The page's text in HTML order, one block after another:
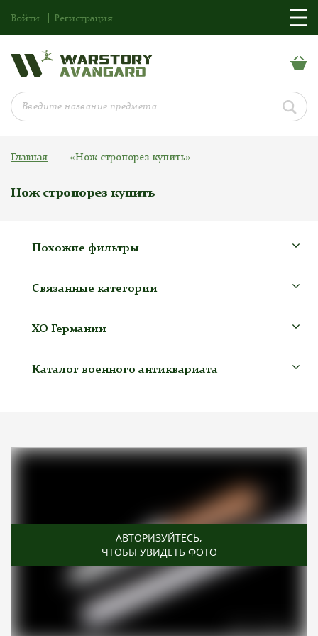
Войти Регистрация
Главная «Нож стропорез купить»
Нож стропорез купить
Похожие фильтры
Связанные категории
ХО Германии
Каталог военного антиквариата
АВТОРИЗУЙТЕСЬ,
ЧТОБЫ УВИДЕТЬ ФОТО